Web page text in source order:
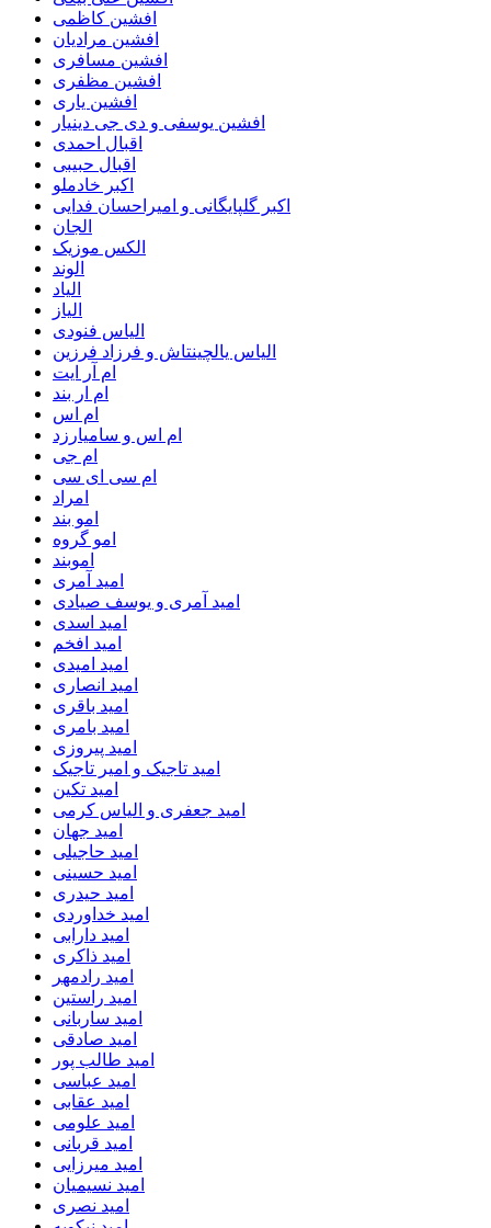
افشین کاظمی
افشین مرادیان
افشین مسافری
افشین مظفری
افشین یاری
افشین یوسفی و دی جی دینیار
اقبال احمدی
اقبال حبیبی
اکبر خادملو
اکبر گلپایگانی و امیراحسان فدایی
الجان
الکس موزیک
الوند
الیاد
الیاز
الیاس فنودی
الیاس یالچینتاش و فرزاد فرزین
ام آر ایت
ام‌ ار بند
ام اس
ام اس و سامیارزد
ام جی
ام سی ای سی
امراد
امو بند
امو گروه
اموبند
امید آمری
امید آمری و یوسف صیادی
امید اسدی
امید افخم
امید امیدی
امید انصاری
امید باقری
امید بامری
امید پیروزی
امید تاجیک و امیر تاجیک
امید تکین
امید جعفری و الیاس کرمی
امید جهان
امید حاجیلی
امید حسینی
امید حیدری
امید خداوردی
امید دارابی
امید ذاکری
امید رادمهر
امید راستین
امید ساربانی
امید صادقی
امید طالب پور
امید عباسی
امید عقابی
امید علومی
امید قربانی
امید میرزایی
امید نسیمیان
امید نصری